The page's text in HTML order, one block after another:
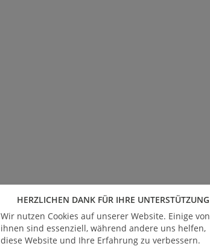
HERZLICHEN DANK FÜR IHRE UNTERSTÜTZUNG
Wir nutzen Cookies auf unserer Website. Einige von
ihnen sind essenziell, während andere uns helfen,
diese Website und Ihre Erfahrung zu verbessern.